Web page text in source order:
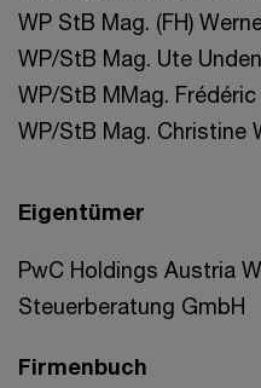
WP StB Mag. (FH)
WP/StB Mag. Ute
WP/StB MMag. Frédéric
WP/StB Mag. Christine
Eigentümer
PwC Holdings Austria
Steuerberatung GmbH
Firmenbuch